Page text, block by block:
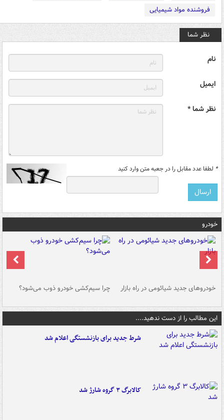
فروشنده مواد شیمیایی
نظر شما
نام
ایمیل
نظر شما *
* لطفا عدد مقابل را در جعبه متن وارد کنید
خودرو
خودروهای جدید شیائومی در راه بازار چرا سیم‌کشی خودرو ذوب می‌شود؟
این مطالب را از دست ندهید....
شرط جدید برای بازنشستگی اعلام شد
کالابرگ ۳ گروه شارژ شد